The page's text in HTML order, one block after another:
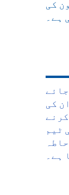
کی
ہے۔
کی
ٹیم
ہے۔